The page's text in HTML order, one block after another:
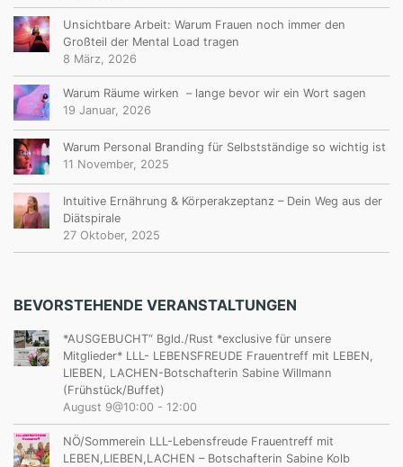
Unsichtbare Arbeit: Warum Frauen noch immer den
Großteil der Mental Load tragen
8 März, 2026
Warum Räume wirken – lange bevor wir ein Wort sagen
19 Januar, 2026
Warum Personal Branding für Selbstständige so wichtig ist
11 November, 2025
Intuitive Ernährung & Körperakzeptanz – Dein Weg aus der
Diätspirale
27 Oktober, 2025
BEVORSTEHENDE VERANSTALTUNGEN
*AUSGEBUCHT“ Bgld./Rust *exclusive für unsere
Mitglieder* LLL- LEBENSFREUDE Frauentreff mit LEBEN,
LIEBEN, LACHEN-Botschafterin Sabine Willmann
(Frühstück/Buffet)
August 9@10:00 - 12:00
NÖ/Sommerein LLL-Lebensfreude Frauentreff mit
LEBEN,LIEBEN,LACHEN – Botschafterin Sabine Kolb